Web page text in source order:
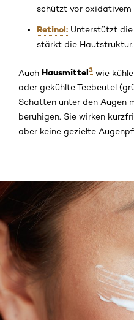
schützt vor oxidativem
Retinol: Unterstützt die
stärkt die Hautstruktur.
Auch Hausmittel3 wie
oder gekühlte Teebeutel
Schatten unter den Augen
beruhigen. Sie wirken
aber keine gezielte